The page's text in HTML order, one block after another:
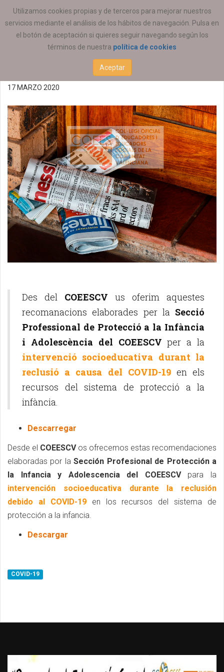
Utilizamos cookies propias y de terceros para mejorar nuestros
servicios mediante el análisis de los hábitos de navegación. Pulsa en
el botón de aceptación si quieres seguir navegando según los
términos de nuestra política de cookies
Aceptar
ESTÁ AQUÍ: ACTUALIDAD COEESCV
Recomanacions
COEESCV COVID-19
17 MARZO 2020
Des del COEESCV us oferim aquestes
recomanacions elaborades per la Secció
Professional de Protecció a la Infància
i Adolescència del COEESCVper a la
intervenció socioeducativa durant la
reclusió a causa del COVID-19en els
recursos del sistema de protecció a la
infància.
Descarregar
Desde el COEESCVos ofrecemos estas recomendaciones
elaboradas por laSección Profesional de Protección a
la Infancia y Adolescencia del COEESCVpara la
intervención socioeducativa durante la reclusión
debido al COVID-19en los recursos del sistema de
protección a la infancia.
Descargar
COVID-19